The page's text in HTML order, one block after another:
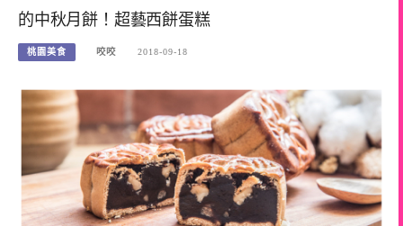
的中秋月餅！超藝西餅蛋糕
桃園美食 咬咬 2018-09-18